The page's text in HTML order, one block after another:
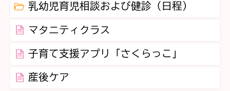
乳幼児育児相談および健診（日程）
マタニティクラス
子育て支援アプリ「さくらっこ」
産後ケア